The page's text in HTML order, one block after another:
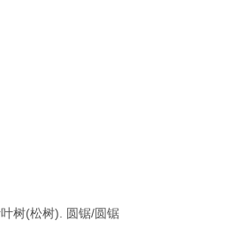
树(松树). 圆锯/圆锯